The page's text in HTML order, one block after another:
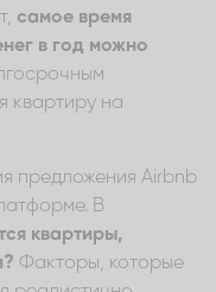
самое время
в год можно
квартиру на
предложения Airbnb
В
квартиры,
Факторы, которые